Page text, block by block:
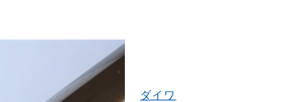
ダイワ